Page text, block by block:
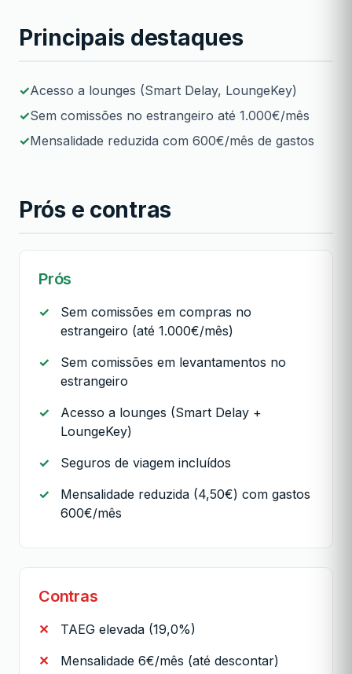
Principais destaques
Acesso a lounges (Smart Delay, LoungeKey)
Sem comissões no estrangeiro até 1.000€/mês
Mensalidade reduzida com 600€/mês de gastos
Prós e contras
Prós
Sem comissões em compras no
estrangeiro (até 1.000€/mês)
Sem comissões em levantamentos no
estrangeiro
Acesso a lounges (Smart Delay +
LoungeKey)
Seguros de viagem incluídos
Mensalidade reduzida (4,50€) com gastos
600€/mês
Contras
TAEG elevada (19,0%)
Mensalidade 6€/mês (até descontar)